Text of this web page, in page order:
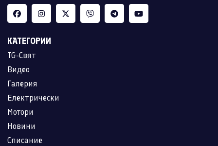
КАТЕГОРИИ
TG-Свят
Видео
Галерия
Електрически
Мотори
Новини
Списание